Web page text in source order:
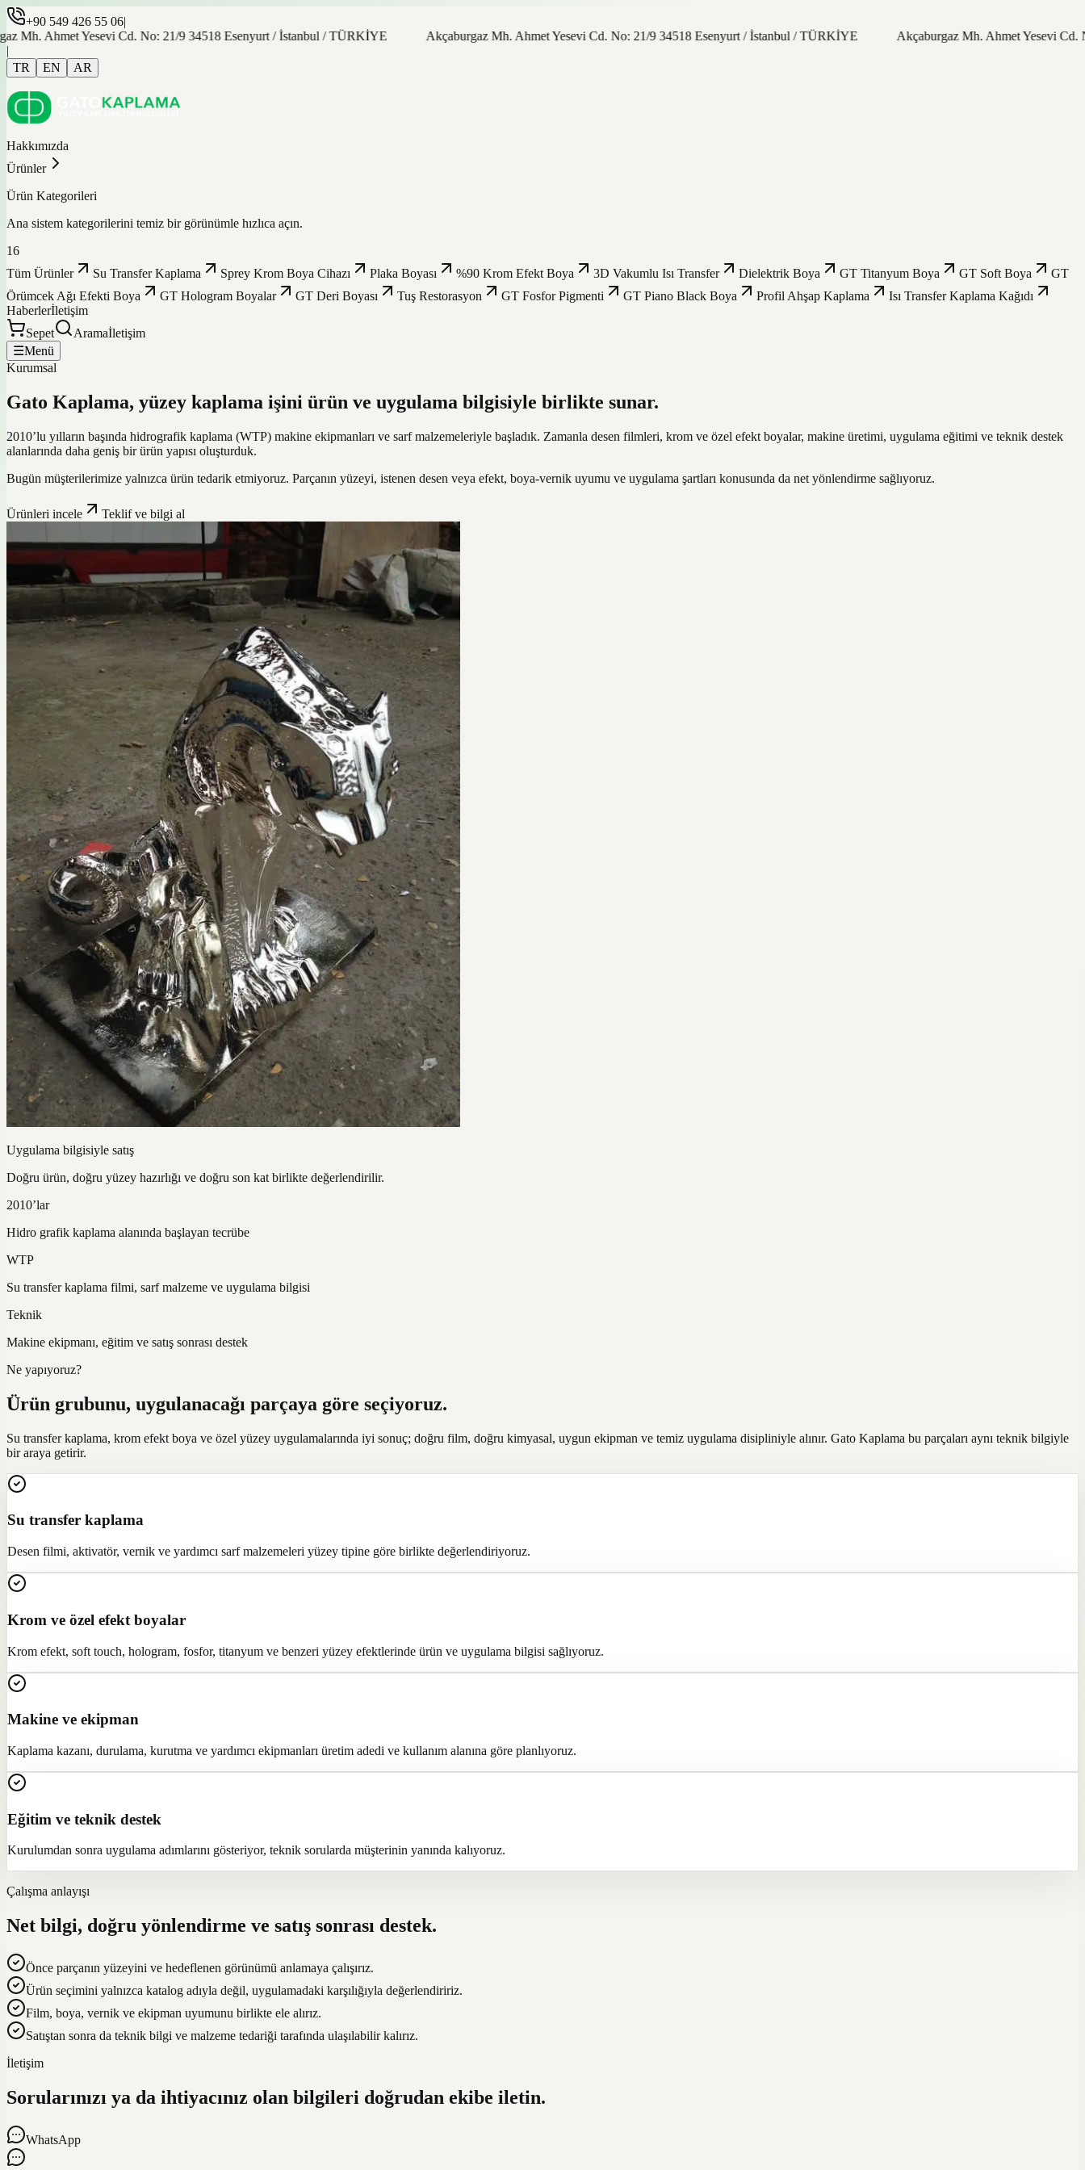
+90 549 426 55 06|
Mh. Ahmet Yesevi Cd. No: 21/9 34518 Esenyurt / İstanbul / TÜRKİYE
Akçaburgaz Mh. Ahmet Yesevi Cd. No: 21/9 34518 Esenyurt / İstanbul / TÜRKİYE
Akçaburgaz Mh. Ahmet Yesevi Cd.
|
TR
EN AR
Hakkımızda
Ürünler
Ürün Kategorileri
Ana sistem kategorilerini temiz bir görünümle hızlıca açın.
16
Tüm Ürünler
Su Transfer Kaplama Sprey Krom Boya Cihazı Plaka Boyası %90 Krom Efekt Boya 3D Vakumlu Isı Transfer Dielektrik Boya GT Titanyum Boya GT Soft Boya
GT
Örümcek Ağı Efekti Boya
GT Hologram Boyalar GT Deri Boyası Tuş Restorasyon GT Fosfor Pigmenti GT Piano Black Boya Profil Ahşap Kaplama
Isı Transfer Kaplama Kağıdı
Haberlerİletişim
Sepet
Aramaİletişim
☰Menü
Kurumsal
Gato Kaplama, yüzey kaplama işini ürün ve uygulama bilgisiyle birlikte sunar.
2010’lu yılların başında hidrografik kaplama (WTP) makine ekipmanları ve sarf malzemeleriyle başladık. Zamanla desen filmleri, krom ve özel efekt boyalar, makine üretimi, uygulama eğitimi ve teknik destek
alanlarında daha geniş bir ürün yapısı oluşturduk.
Bugün müşterilerimize yalnızca ürün tedarik etmiyoruz. Parçanın yüzeyi, istenen desen veya efekt, boya-vernik uyumu ve uygulama şartları konusunda da net yönlendirme sağlıyoruz.
Ürünleri incele Teklif ve bilgi al
Uygulama bilgisiyle satış
Doğru ürün, doğru yüzey hazırlığı ve doğru son kat birlikte değerlendirilir.
2010’lar
Hidro grafik kaplama alanında başlayan tecrübe
WTP
Su transfer kaplama filmi, sarf malzeme ve uygulama bilgisi
Teknik
Makine ekipmanı, eğitim ve satış sonrası destek
Ne yapıyoruz?
Ürün grubunu, uygulanacağı parçaya göre seçiyoruz.
Su transfer kaplama, krom efekt boya ve özel yüzey uygulamalarında iyi sonuç; doğru film, doğru kimyasal, uygun ekipman ve temiz uygulama disipliniyle alınır. Gato Kaplama bu parçaları aynı teknik bilgiyle
bir araya getirir.
Su transfer kaplama
Desen filmi, aktivatör, vernik ve yardımcı sarf malzemeleri yüzey tipine göre birlikte değerlendiriyoruz.
Krom ve özel efekt boyalar
Krom efekt, soft touch, hologram, fosfor, titanyum ve benzeri yüzey efektlerinde ürün ve uygulama bilgisi sağlıyoruz.
Makine ve ekipman
Kaplama kazanı, durulama, kurutma ve yardımcı ekipmanları üretim adedi ve kullanım alanına göre planlıyoruz.
Eğitim ve teknik destek
Kurulumdan sonra uygulama adımlarını gösteriyor, teknik sorularda müşterinin yanında kalıyoruz.
Çalışma anlayışı
Net bilgi, doğru yönlendirme ve satış sonrası destek.
Önce parçanın yüzeyini ve hedeflenen görünümü anlamaya çalışırız.
Ürün seçimini yalnızca katalog adıyla değil, uygulamadaki karşılığıyla değerlendiririz.
Film, boya, vernik ve ekipman uyumunu birlikte ele alırız.
Satıştan sonra da teknik bilgi ve malzeme tedariği tarafında ulaşılabilir kalırız.
İletişim
Sorularınızı ya da ihtiyacınız olan bilgileri doğrudan ekibe iletin.
WhatsApp